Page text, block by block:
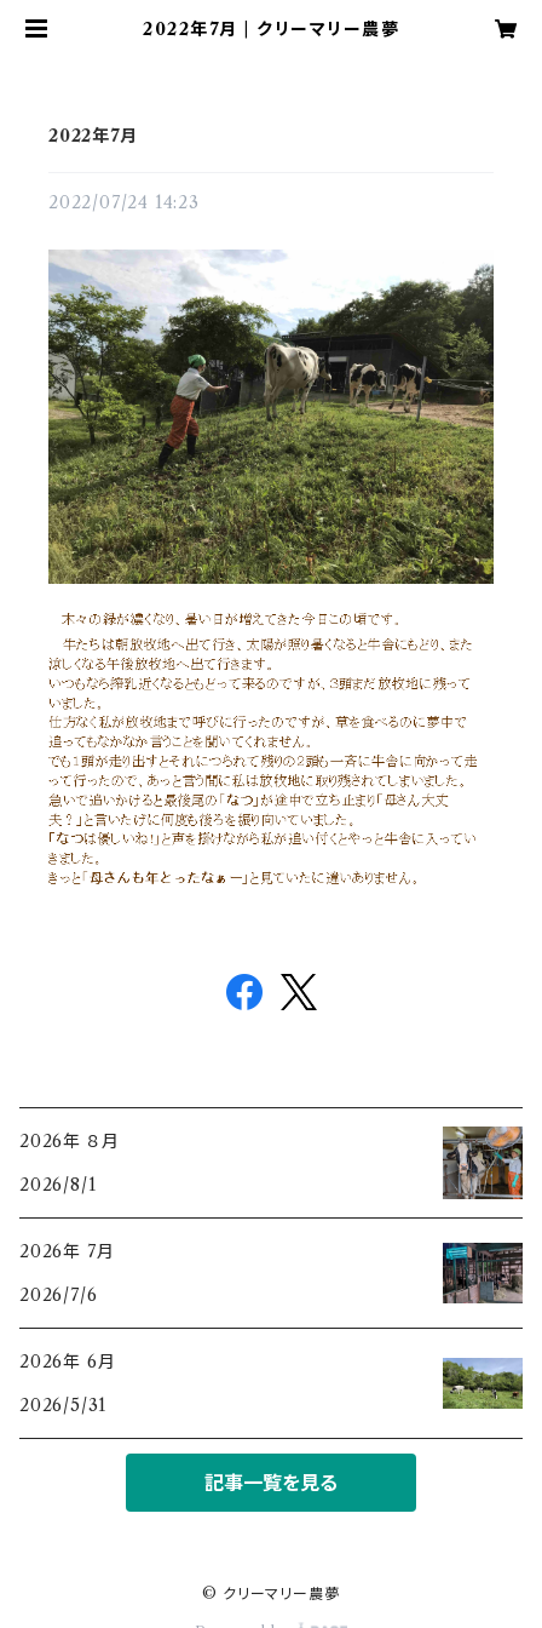
2022年7月 | クリーマリー農夢
2022年7月
2022/07/24 14:23
2026年 ８月
2026/8/1
2026年 7月
2026/7/6
2026年 6月
2026/5/31
記事一覧を見る
© クリーマリー農夢